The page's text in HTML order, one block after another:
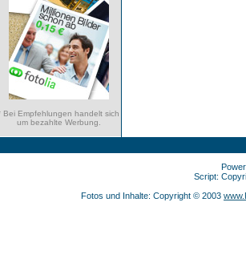
Bei Empfehlungen handelt sich
um bezahlte Werbung.
Script:
Fotos und Inhalte: Copyright © 2003